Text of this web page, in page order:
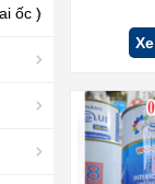
ốc )